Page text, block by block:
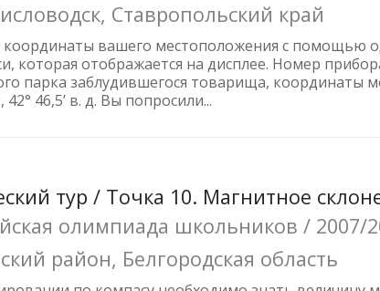
Ставропольский край
вашего местоположения с помощью
которая отображается на дисплее. Номер
парка заблудившегося товарища, координаты
42° 46,5’ в. д. Вы попросили...
тур / Точка 10. Магнитное
олимпиада школьников /
район, Белгородская область